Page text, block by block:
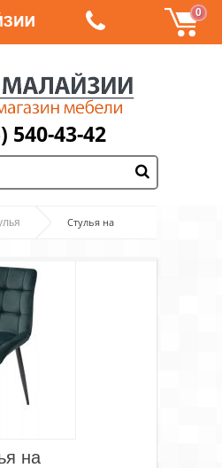
0
540-43-42
Стулья на
на